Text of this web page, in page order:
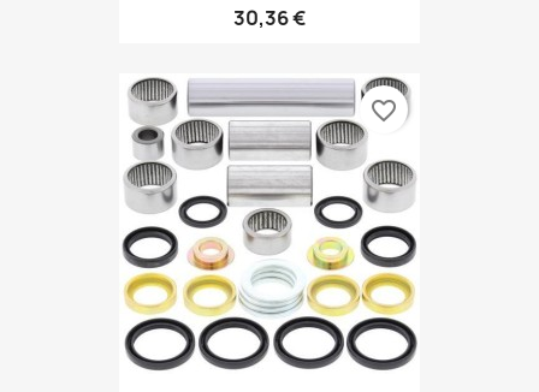
30,36 €
favorite_border